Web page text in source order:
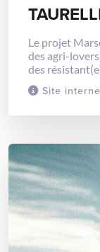
Site
Le projet
des agri-
des